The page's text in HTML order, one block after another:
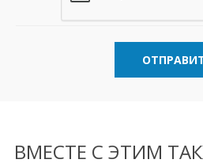
ВМЕСТЕ С ЭТИМ